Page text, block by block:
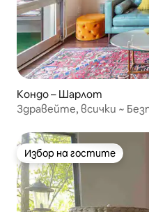
Кондо – Шарлот
Здравейте, всички ~
Избор на гостите
Избор на гостите